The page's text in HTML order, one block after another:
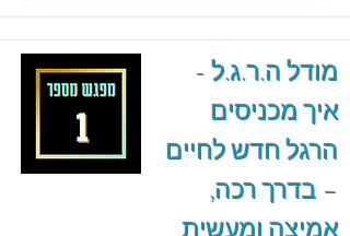
מודל ה.ר.ג.ל -
איך מכניסים
הרגל חדש לחיים
– בדרך רכה,